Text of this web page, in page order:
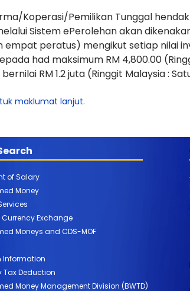
Koperasi/Pemilikan Tunggal
Sistem ePerolehan akan
empat peratus) mengikut setiap nilai
had maksimum RM 4,800.00
RM 1.2 juta (Ringgit Malaysia :
maklumat lanjut.
of Salary
Money
Currency Exchange
Moneys and CDS-MOF
Information
Tax Deduction
Money Management Division (BWTD)